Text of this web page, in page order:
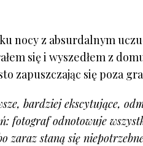
nocy z absurdalnym
się i wyszedłem z
zapuszczając się poza
bardziej ekscytujące,
odnotowuje
zaraz staną się